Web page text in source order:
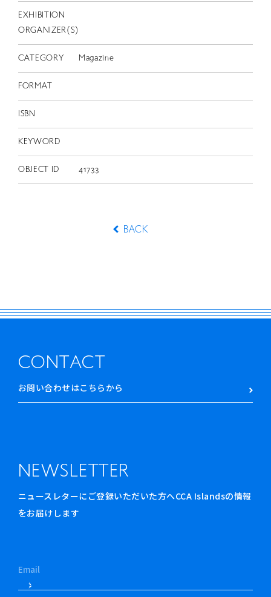
EXHIBITION
ORGANIZER(S)
CATEGORY Magazine
FORMAT
ISBN
KEYWORD
OBJECT ID 41733
BACK
CONTACT
お問い合わせはこちらから
NEWSLETTER
ニュースレターにご登録いただいた方へCCA Islandsの情報
をお届けします